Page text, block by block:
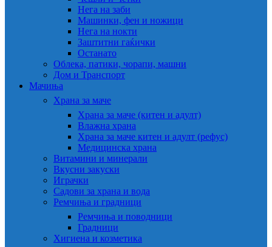
Нега на заби
Машинки, фен и ножици
Нега на нокти
Заштитни гаќички
Останато
Облека, патики, чорапи, машни
Дом и Транспорт
Мачиња
Храна за маче
Храна за маче (китен и адулт)
Влажна храна
Храна за маче китен и адулт (рефус)
Медицинска храна
Витамини и минерали
Вкусни закуски
Играчки
Садови за храна и вода
Ремчиња и градници
Ремчиња и поводници
Градници
Хигиена и козметика